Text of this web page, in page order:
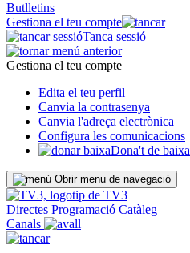
Butlletins
Gestiona el teu compte
Tanca sessió
Gestiona el teu compte
Edita el teu perfil
Canvia la contrasenya
Canvia l'adreça electrònica
Configura les comunicacions
Dona't de baixa
Obrir menu de navegació
Directes Programació Catàleg
Canals